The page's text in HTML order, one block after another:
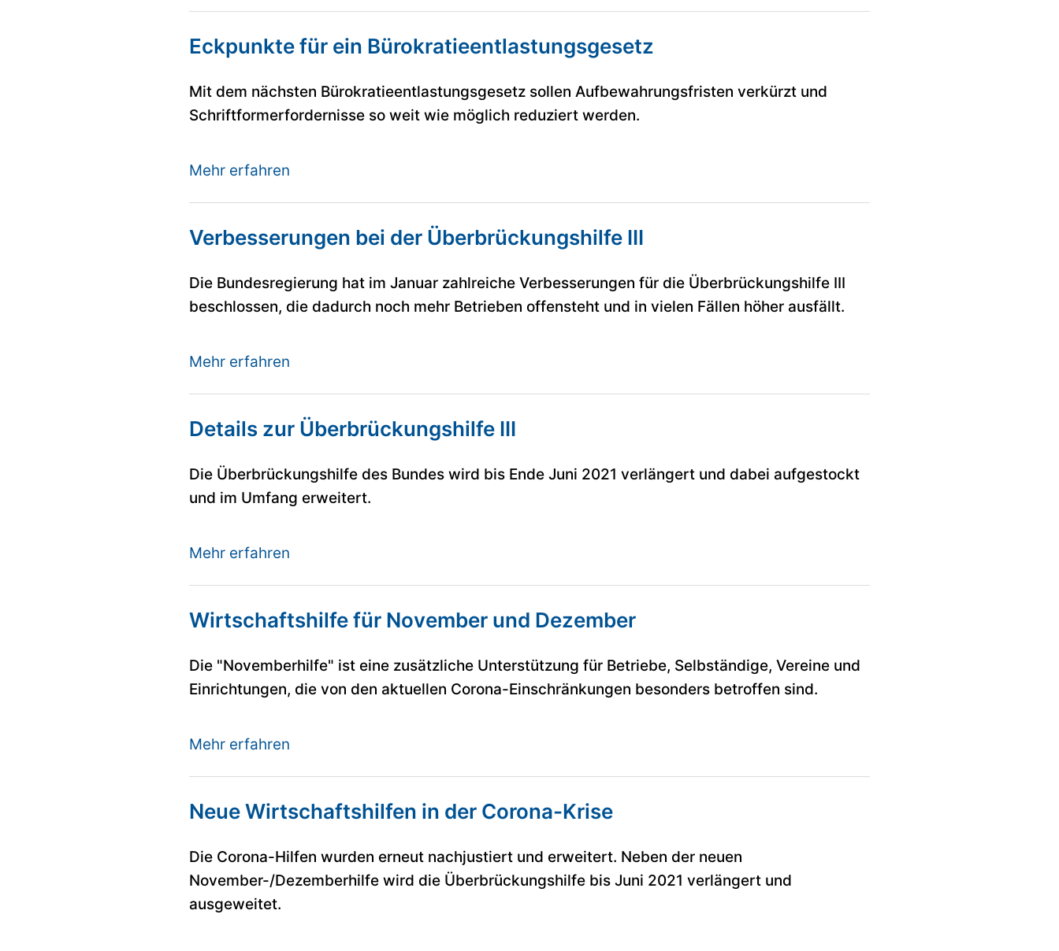
Eckpunkte für ein Bürokratieentlastungsgesetz
Mit dem nächsten Bürokratieentlastungsgesetz sollen Aufbewahrungsfristen verkürzt und
Schriftformerfordernisse so weit wie möglich reduziert werden.
Mehr erfahren
Verbesserungen bei der Überbrückungshilfe III
Die Bundesregierung hat im Januar zahlreiche Verbesserungen für die Überbrückungshilfe III
beschlossen, die dadurch noch mehr Betrieben offensteht und in vielen Fällen höher ausfällt.
Mehr erfahren
Details zur Überbrückungshilfe III
Die Überbrückungshilfe des Bundes wird bis Ende Juni 2021 verlängert und dabei aufgestockt
und im Umfang erweitert.
Mehr erfahren
Wirtschaftshilfe für November und Dezember
Die "Novemberhilfe" ist eine zusätzliche Unterstützung für Betriebe, Selbständige, Vereine und
Einrichtungen, die von den aktuellen Corona-Einschränkungen besonders betroffen sind.
Mehr erfahren
Neue Wirtschaftshilfen in der Corona-Krise
Die Corona-Hilfen wurden erneut nachjustiert und erweitert. Neben der neuen
November-/Dezemberhilfe wird die Überbrückungshilfe bis Juni 2021 verlängert und
ausgeweitet.